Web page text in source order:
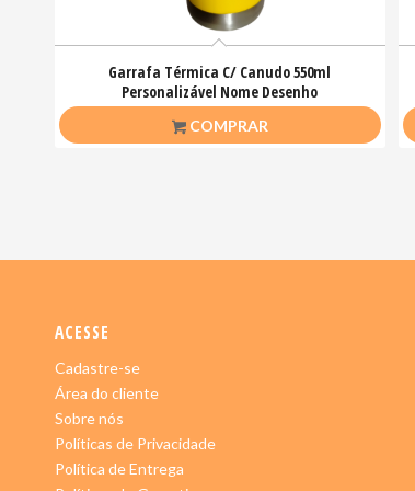
Garrafa Térmica C/ Canudo 550ml
Personalizável Nome Desenho
COMPRAR
ACESSE
Cadastre-se
Área do cliente
Sobre nós
Políticas de Privacidade
Política de Entrega